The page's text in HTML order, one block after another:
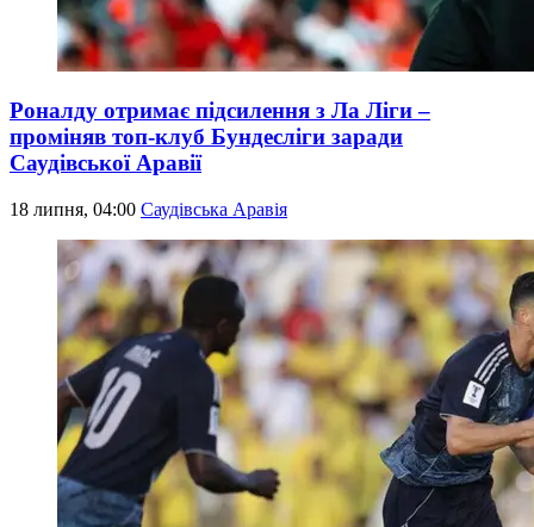
Роналду отримає підсилення з Ла Ліги –
проміняв топ-клуб Бундесліги заради
Саудівської Аравії
18 липня, 04:00 Саудівська Аравія